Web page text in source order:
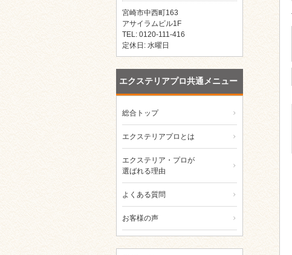
宮崎市中西町163
アサイラムビル1F
TEL: 0120-111-416
定休日: 水曜日
エクステリアプロ共通メニュー
総合トップ
エクステリアプロとは
エクステリア・プロが
選ばれる理由
よくある質問
お客様の声